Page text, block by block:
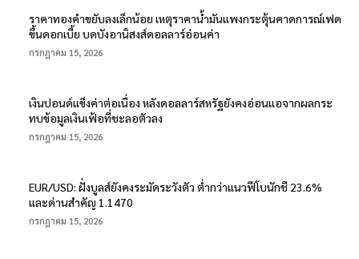
ราคาทองคำขยับลงเล็กน้อย เหตุราคาน้ำมันแพงกระตุ้นคาดการณ์เฟด
ขึ้นดอกเบี้ย บดบังอานิสงส์ดอลลาร์อ่อนค่า
กรกฎาคม 15, 2026
เงินปอนด์แข็งค่าต่อเนื่อง หลังดอลลาร์สหรัฐยังคงอ่อนแอจากผลกระ
ทบข้อมูลเงินเฟ้อที่ชะลอตัวลง
กรกฎาคม 15, 2026
EUR/USD: ฝั่งบูลส์ยังคงระมัดระวังตัว ต่ำกว่าแนวฟีโบนักชี 23.6%
และด่านสำคัญ 1.1470
กรกฎาคม 15, 2026